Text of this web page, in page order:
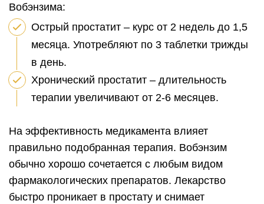
Вобэнзима:
Острый простатит – курс от 2 недель до 1,5
месяца. Употребляют по 3 таблетки трижды
в день.
Хронический простатит – длительность
терапии увеличивают от 2-6 месяцев.
На эффективность медикамента влияет
правильно подобранная терапия. Вобэнзим
обычно хорошо сочетается с любым видом
фармакологических препаратов. Лекарство
быстро проникает в простату и снимает